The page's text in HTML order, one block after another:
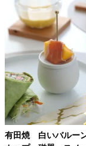
有田焼 白いバルー